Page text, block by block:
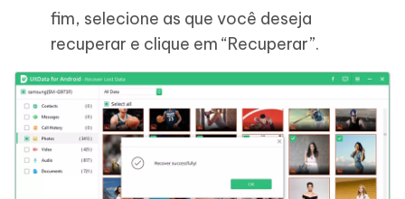
fim, selecione as que você deseja
recuperar e clique em “Recuperar”.